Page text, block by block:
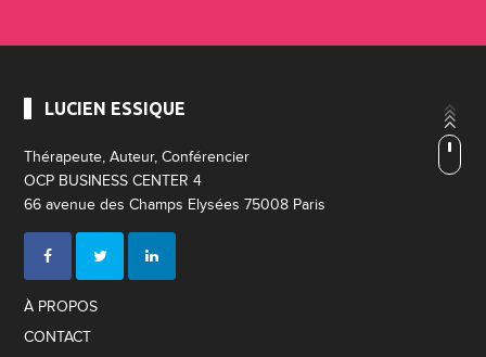
LUCIEN ESSIQUE
Thérapeute, Auteur, Conférencier
OCP BUSINESS CENTER 4
66 avenue des Champs Elysées 75008 Paris
À PROPOS
CONTACT